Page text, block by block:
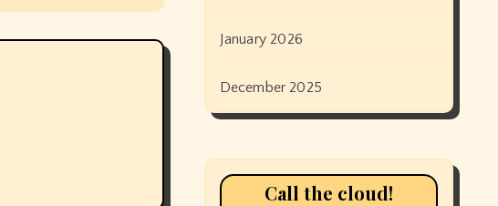
January 2026
December 2025
Call the cloud!